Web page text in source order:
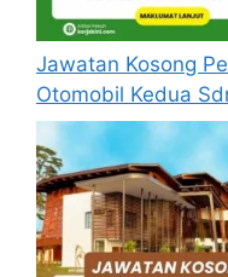
pertama,
akaun baru
Calon
yang
pengalaman
yang
passport
semasa
Pemohon
Jawatan Kosong
Otomobil Kedua